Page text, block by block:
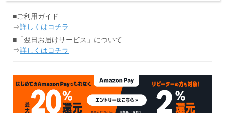
■ご利用ガイド
⇒詳しくはコチラ
■「翌日お届けサービス」について
⇒詳しくはコチラ